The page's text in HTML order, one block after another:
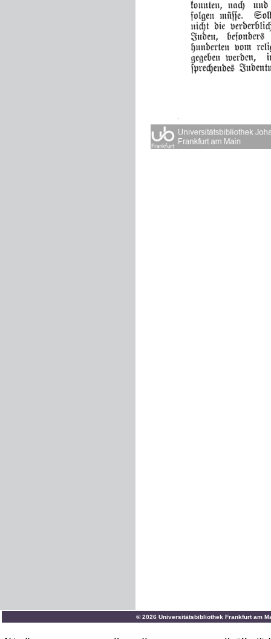
© 2026 Universitätsbibliothek Frankfurt am